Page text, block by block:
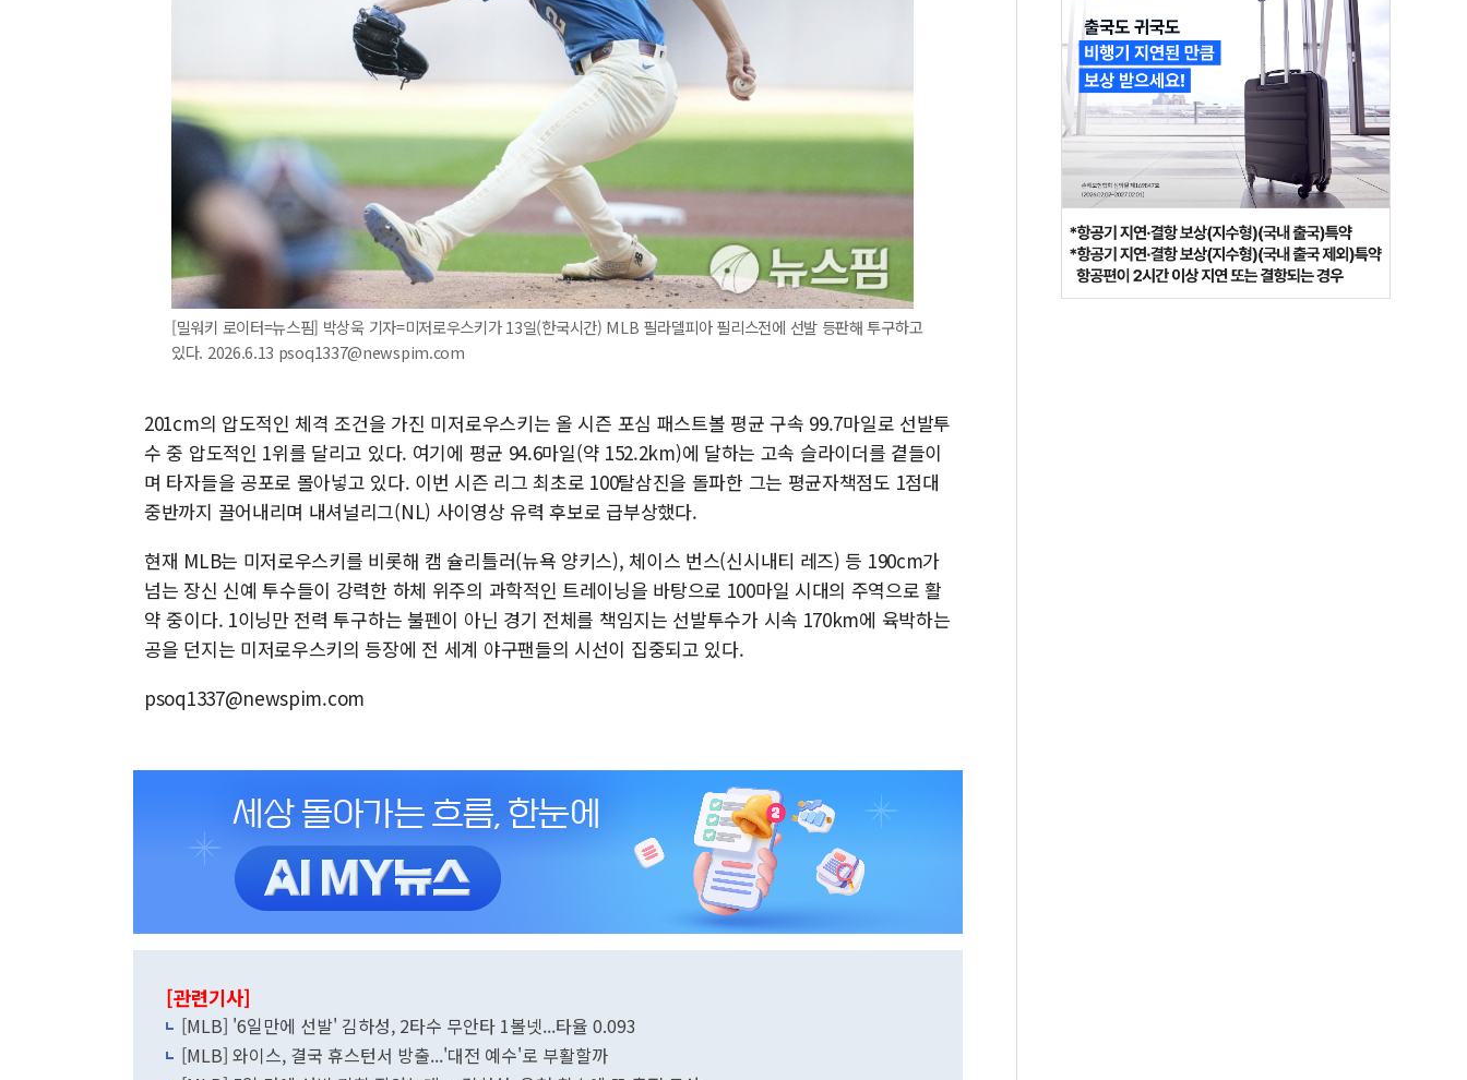
[밀워키 로이터=뉴스핌] 박상욱 기자=미저로우스키가 13일(한국시간) MLB 필라델피아 필리스전에 선발 등판해 투구하고
있다. 2026.6.13 psoq1337@newspim.com
201cm의 압도적인 체격 조건을 가진 미저로우스키는 올 시즌 포심 패스트볼 평균 구속 99.7마일로 선발투
수 중 압도적인 1위를 달리고 있다. 여기에 평균 94.6마일(약 152.2km)에 달하는 고속 슬라이더를 곁들이
며 타자들을 공포로 몰아넣고 있다. 이번 시즌 리그 최초로 100탈삼진을 돌파한 그는 평균자책점도 1점대
중반까지 끌어내리며 내셔널리그(NL) 사이영상 유력 후보로 급부상했다.
현재 MLB는 미저로우스키를 비롯해 캠 슐리틀러(뉴욕 양키스), 체이스 번스(신시내티 레즈) 등 190cm가
넘는 장신 신예 투수들이 강력한 하체 위주의 과학적인 트레이닝을 바탕으로 100마일 시대의 주역으로 활
약 중이다. 1이닝만 전력 투구하는 불펜이 아닌 경기 전체를 책임지는 선발투수가 시속 170km에 육박하는
공을 던지는 미저로우스키의 등장에 전 세계 야구팬들의 시선이 집중되고 있다.
psoq1337@newspim.com
[관련기사]
[MLB] '6일만에 선발' 김하성, 2타수 무안타 1볼넷...타율 0.093
[MLB] 와이스, 결국 휴스턴서 방출...'대전 예수'로 부활할까